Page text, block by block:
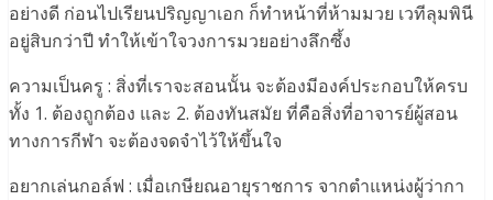
อย่างดี ก่อนไปเรียนปริญญาเอก ก็ทำหน้าที่ห้ามมวย เวทีลุมพินี
อยู่สิบกว่าปี ทำให้เข้าใจวงการมวยอย่างลึกซึ้ง
ความเป็นครู : สิ่งที่เราจะสอนนั้น จะต้องมีองค์ประกอบให้ครบ
ทั้ง 1. ต้องถูกต้อง และ 2. ต้องทันสมัย ที่คือสิ่งที่อาจารย์ผู้สอน
ทางการกีฬา จะต้องจดจำไว้ให้ขึ้นใจ
อยากเล่นกอล์ฟ : เมื่อเกษียณอายุราชการ จากตำแหน่งผู้ว่ากา